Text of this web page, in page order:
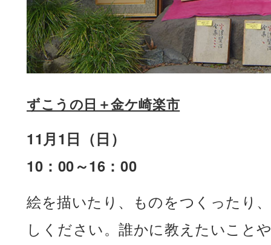
ずこうの日＋金ケ崎楽市
11月1日（日）
10：00～16：00
絵を描いたり、ものをつくったり
しください。誰かに教えたいこと